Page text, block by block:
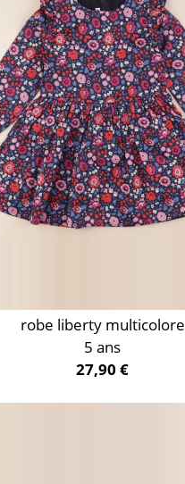
robe liberty multicolore
5 ans
27,90 €